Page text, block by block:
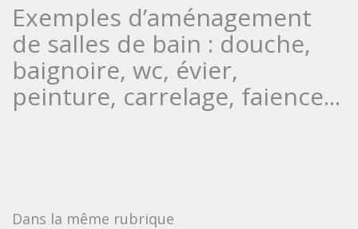
Exemples d’aménagement
de salles de bain : douche,
baignoire, wc, évier,
peinture, carrelage, faience...
Dans la même rubrique